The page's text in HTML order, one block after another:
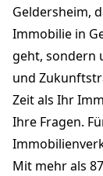
Geldersheim,
Immobilie in
geht, sondern
und
Zeit als Ihr
Ihre Fragen.
Mit mehr als